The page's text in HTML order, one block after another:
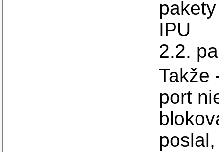
IPU
2.2.
Takže
port